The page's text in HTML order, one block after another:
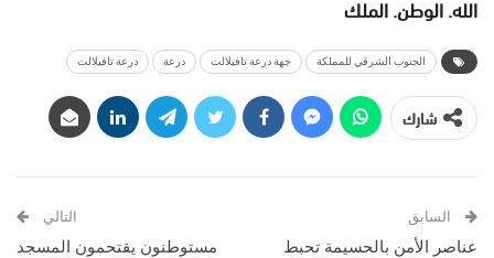
الله. الوطن. الملك
الجنوب الشرقي للمملكة جهة درعة تافيلالت درعة درعة تافيلالت
شارك
السابق
عناصر الأمن بالحسيمة تحبط
التالي
مستوطنون يقتحمون المسجد